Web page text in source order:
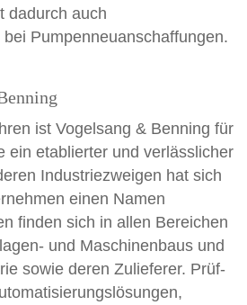
dadurch auch
Pumpenneuanschaffungen.
ist Vogelsang & Benning für
ein etablierter und verlässlicher
Industriezweigen hat sich
einen Namen
finden sich in allen Bereichen
und Maschinenbaus und
sowie deren Zulieferer. Prüf-